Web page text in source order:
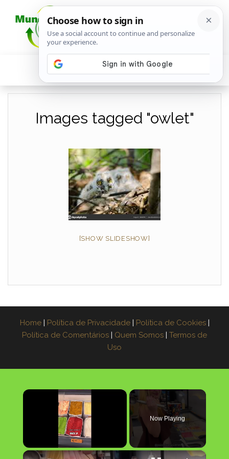
Images tagged "owlet"
[SHOW SLIDESHOW]
Home | Política de Privacidade | Política de Cookies |
Política de Comentários | Quem Somos | Termos de
Uso
×
Now Playing
×